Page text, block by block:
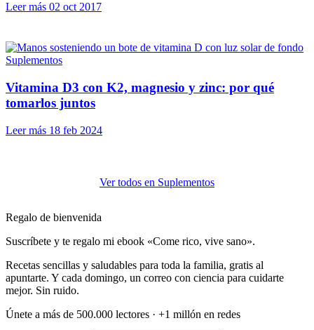
Leer más 02 oct 2017
Suplementos
Vitamina D3 con K2, magnesio y zinc: por qué
tomarlos juntos
Leer más 18 feb 2024
Ver todos en Suplementos
Regalo de bienvenida
Suscríbete y te regalo mi ebook «Come rico, vive sano».
Recetas sencillas y saludables para toda la familia, gratis al
apuntarte. Y cada domingo, un correo con ciencia para cuidarte
mejor. Sin ruido.
Únete a más de 500.000 lectores · +1 millón en redes